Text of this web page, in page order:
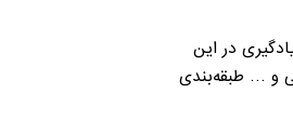
در این
و … طبقه‌بندی